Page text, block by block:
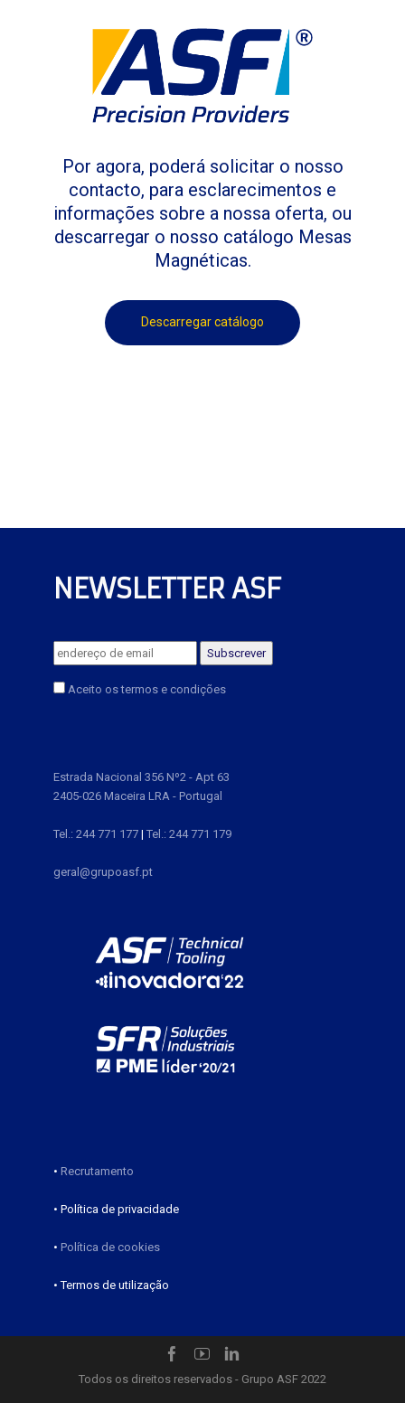
Por agora, poderá solicitar o nosso
contacto, para esclarecimentos e
informações sobre a nossa oferta, ou
descarregar o nosso catálogo Mesas
Magnéticas.
Descarregar catálogo
NEWSLETTER ASF
Aceito os termos e condições
Estrada Nacional 356 Nº2 - Apt 63
2405-026 Maceira LRA - Portugal
Tel.: 244 771 177| Tel.: 244 771 179
geral@grupoasf.pt
• Recrutamento
• Política de privacidade
• Política de cookies
• Termos de utilização
Todos os direitos reservados - Grupo ASF 2022